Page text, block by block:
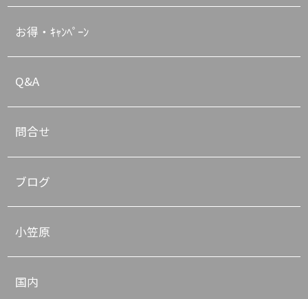
お得・ｷｬﾝﾍﾟｰﾝ
Q&A
問合せ
ブログ
小笠原
国内